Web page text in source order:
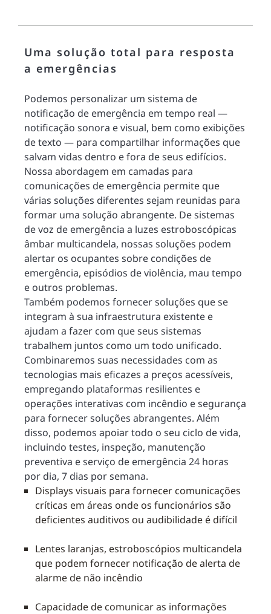
Uma solução total para resposta
a emergências
Podemos personalizar um sistema de
notificação de emergência em tempo real —
notificação sonora e visual, bem como exibições
de texto — para compartilhar informações que
salvam vidas dentro e fora de seus edifícios.
Nossa abordagem em camadas para
comunicações de emergência permite que
várias soluções diferentes sejam reunidas para
formar uma solução abrangente. De sistemas
de voz de emergência a luzes estroboscópicas
âmbar multicandela, nossas soluções podem
alertar os ocupantes sobre condições de
emergência, episódios de violência, mau tempo
e outros problemas.
Também podemos fornecer soluções que se
integram à sua infraestrutura existente e
ajudam a fazer com que seus sistemas
trabalhem juntos como um todo unificado.
Combinaremos suas necessidades com as
tecnologias mais eficazes a preços acessíveis,
empregando plataformas resilientes e
operações interativas com incêndio e segurança
para fornecer soluções abrangentes. Além
disso, podemos apoiar todo o seu ciclo de vida,
incluindo testes, inspeção, manutenção
preventiva e serviço de emergência 24 horas
por dia, 7 dias por semana.
Displays visuais para fornecer comunicações
críticas em áreas onde os funcionários são
deficientes auditivos ou audibilidade é difícil
Lentes laranjas, estroboscópios multicandela
que podem fornecer notificação de alerta de
alarme de não incêndio
Capacidade de comunicar as informações